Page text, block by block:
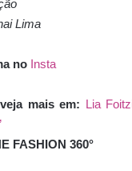
Lima
no Insta
mais em: Lia
FASHION 360°